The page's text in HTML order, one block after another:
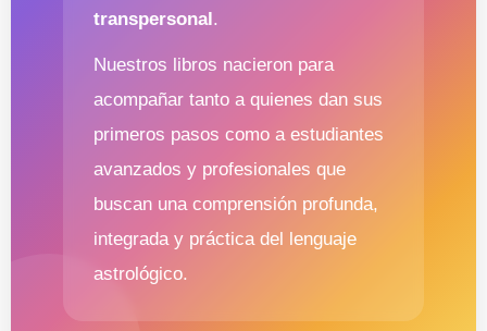
transpersonal.
Nuestros libros nacieron para
acompañar tanto a quienes dan sus
primeros pasos como a estudiantes
avanzados y profesionales que
buscan una comprensión profunda,
integrada y práctica del lenguaje
astrológico.